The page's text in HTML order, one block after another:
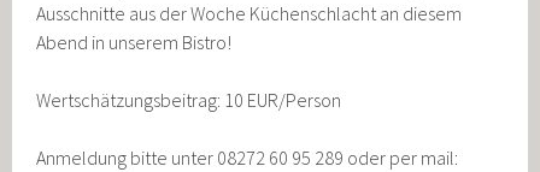
Ausschnitte aus der Woche Küchenschlacht an diesem
Abend in unserem Bistro!
Wertschätzungsbeitrag: 10 EUR/Person
Anmeldung bitte unter 08272 60 95 289 oder per mail: